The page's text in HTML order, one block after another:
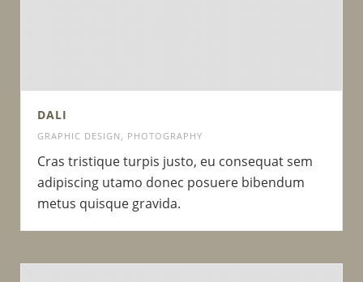
DALI
GRAPHIC DESIGN , PHOTOGRAPHY
Cras tristique turpis justo, eu consequat sem
adipiscing utamo donec posuere bibendum
metus quisque gravida.